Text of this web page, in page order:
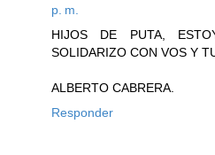
p. m.
HIJOS DE PUTA,
SOLIDARIZO CON VOS Y
ALBERTO CABRERA.
Responder